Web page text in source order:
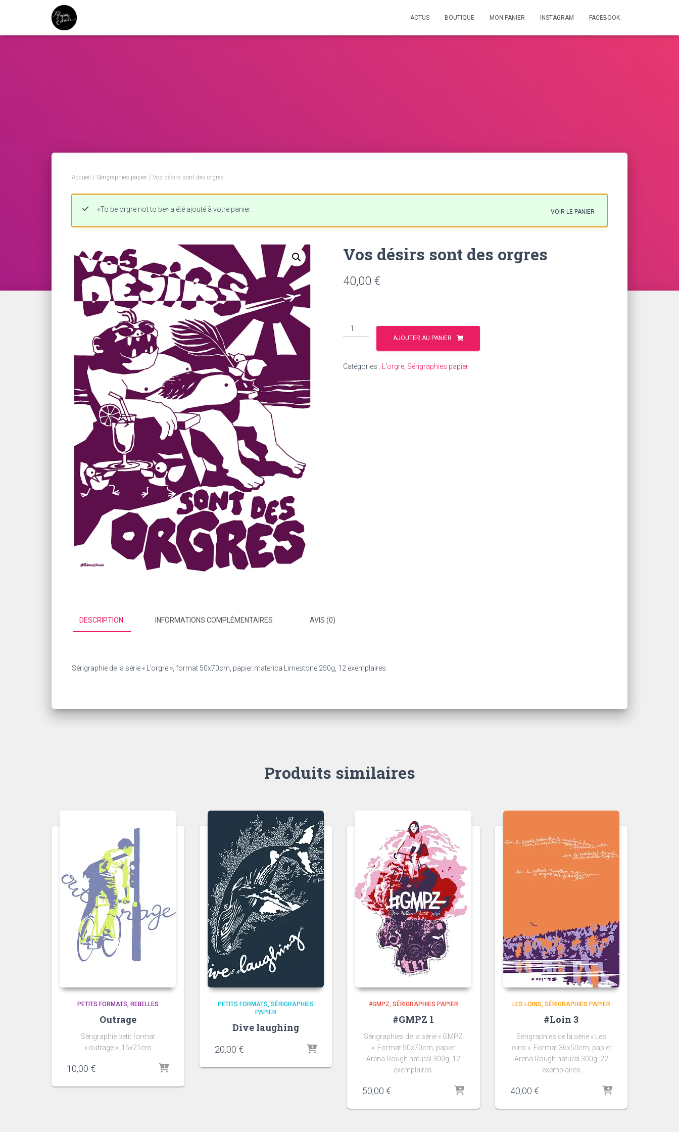
ACTUS BOUTIQUE MON PANIER INSTAGRAM FACEBOOK
Accueil / Sérigraphies papier / Vos désirs sont des orgres
«To be orgre not to be» a été ajouté à votre panier. VOIR LE PANIER
Vos désirs sont des orgres
40,00 €
quantité
de
sont
AJOUTER AU PANIER
Catégories : L'orgre Sérigraphies papier
DESCRIPTION INFORMATIONS COMPLÉMENTAIRES AVIS (0)
Sérigraphie de la série « L’orgre », format 50x70cm, papier materica Limestone 250g, 12 exemplaires
Produits similaires
PETITS FORMATS REBELLES
Outrage
Sérigraphie petit format
« outrage », 15x21cm
10,00 €
PETITS FORMATS SÉRIGRAPHIES
PAPIER
Dive laughing
20,00 €
#GMPZ SÉRIGRAPHIES PAPIER
#GMPZ 1
Sérigraphies de la série « GMPZ
». Format 50x70cm, papier
Arena Rough natural 300g, 12
exemplaires.
50,00 €
LES LOINS SÉRIGRAPHIES PAPIER
#Loin 3
Sérigraphies de la série « Les
loins ». Format 36x50cm, papier
Arena Rough natural 300g, 22
exemplaires
40,00 €